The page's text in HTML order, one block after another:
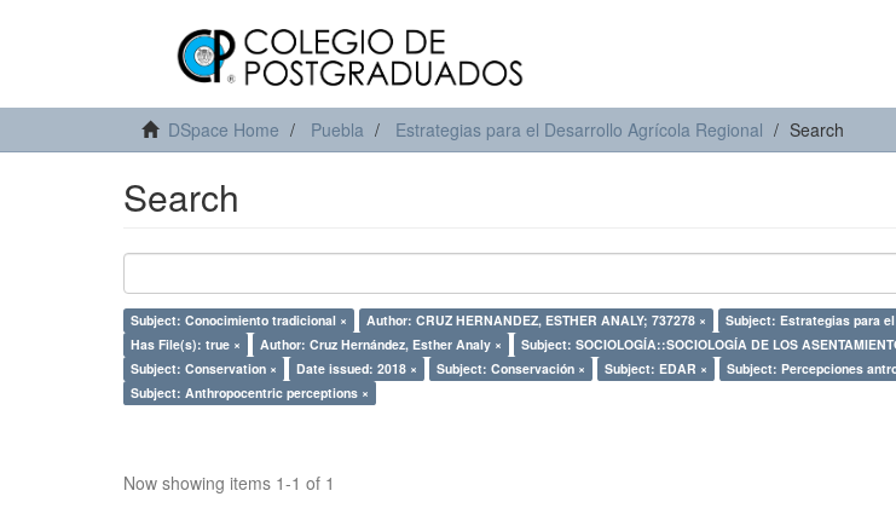
DSpace Home Puebla Estrategias para el Desarrollo Agrícola Regional Search
Search
Subject: Conocimiento tradicional × Author: CRUZ HERNANDEZ, ESTHER ANALY; 737278 ×
Subject: Estrategias para
Has File(s): true ×
Author: Cruz Hernández, Esther Analy ×
Subject: SOCIOLOGÍA::SOCIOLOGÍA DE LOS
Subject: Conservation ×
Date issued: 2018 × Subject: Conservación × Subject: EDAR × Subject: Percepciones
Subject: Anthropocentric perceptions ×
Now showing items 1-1 of 1